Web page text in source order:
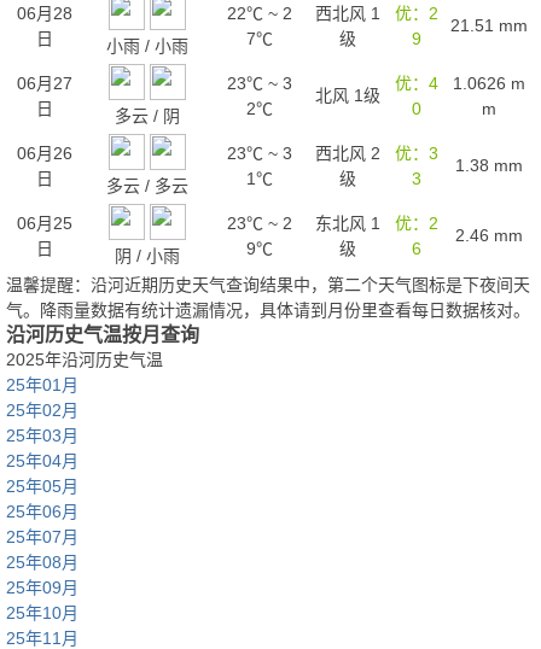
06月28
日
小雨/ 小雨
22℃ ~ 2
7℃
西北风 1
级
优：2
9
21.51 mm
06月27
日
多云/ 阴
23℃ ~ 3
2℃
北风 1级
优：4
0
1.0626 m
m
06月26
日
多云/ 多云
23℃ ~ 3
1℃
西北风 2
级
优：3
3
1.38 mm
06月25
日
阴 / 小雨
23℃ ~ 2
9℃
东北风 1
级
优：2
6
2.46 mm
温馨提醒：沿河近期历史天气查询结果中，第二个天气图标是下夜间天
气。降雨量数据有统计遗漏情况，具体请到月份里查看每日数据核对。
沿河历史气温按月查询
2025年沿河历史气温
25年01月
25年02月
25年03月
25年04月
25年05月
25年06月
25年07月
25年08月
25年09月
25年10月
25年11月